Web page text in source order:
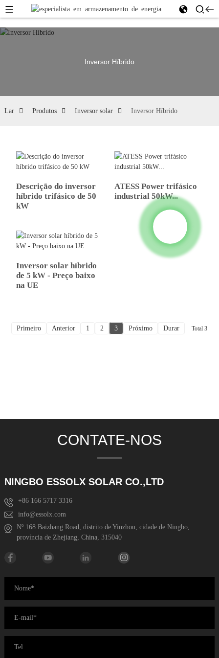
Inversor Híbrido
Lar Produtos Inversor solar Inversor Híbrido
Descrição do inversor
híbrido trifásico de 50
kW
ATESS Power trifásico
industrial 50kW...
Inversor solar híbrido
de 5 kW - Preço baixo
na UE
Primeiro Anterior 1 2 3 Próximo Durar Total 3
CONTATE-NOS
NINGBO ESSOLX SOLAR CO.,LTD
+86 166 5717 3316
info@essolx.com
Nº 168 Baizhang Road, distrito de Yinzhou, cidade de Ningbo,
província de Zhejiang, China, 315040